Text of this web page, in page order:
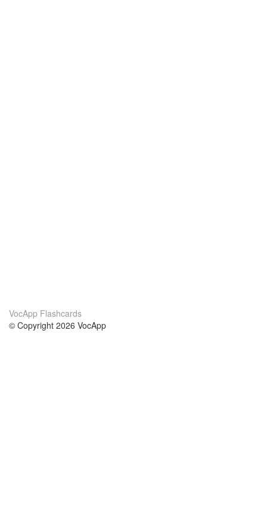
VocApp Flashcards
© Copyright 2026 VocApp